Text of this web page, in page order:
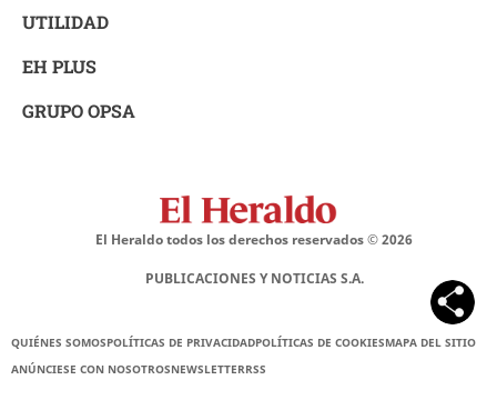
UTILIDAD
EH PLUS
GRUPO OPSA
El Heraldo todos los derechos reservados ©2026
PUBLICACIONES Y NOTICIAS S.A.
QUIÉNES SOMOSPOLÍTICAS DE PRIVACIDADPOLÍTICAS DE COOKIESMAPA DEL SITIO
ANÚNCIESE CON NOSOTROSNEWSLETTERRSS